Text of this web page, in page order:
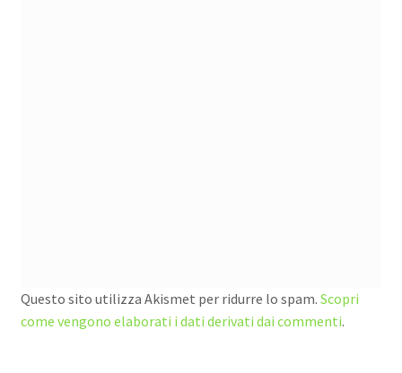
Questo sito utilizza Akismet per ridurre lo spam. Scopri
come vengono elaborati i dati derivati dai commenti.